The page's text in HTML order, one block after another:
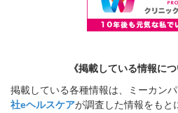
《掲載している情報に
掲載している各種情報は、ミーカン
社eヘルスケアが調査した情報をもと